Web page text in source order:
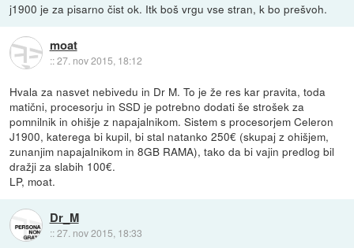
j1900 je za pisarno čist ok. Itk boš vrgu vse stran, k bo prešvoh.
moat
::27. nov 2015, 18:12
Hvala za nasvet nebivedu in Dr M. To je že res kar pravita, toda
matični, procesorju in SSD je potrebno dodati še strošek za
pomnilnik in ohišje z napajalnikom. Sistem s procesorjem Celeron
J1900, katerega bi kupil, bi stal natanko 250€ (skupaj z ohišjem,
zunanjim napajalnikom in 8GB RAMA), tako da bi vajin predlog bil
dražji za slabih 100€.
LP, moat.
Dr_M
::27. nov 2015, 18:33